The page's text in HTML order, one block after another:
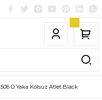
506 O Yaka Kolsuz Atlet Black